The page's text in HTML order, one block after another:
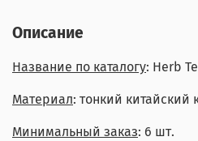
Описание
Название по каталогу: Herb
Материал: тонкий
Минимальный заказ: 6 шт.